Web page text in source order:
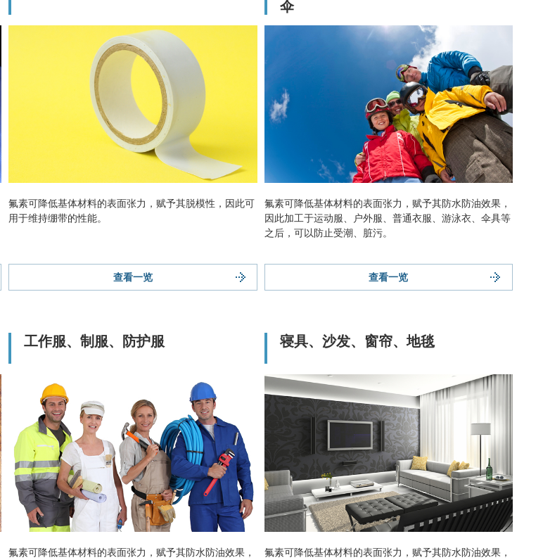
氟素可降低基体材料的表面张力，赋予其脱模性，因此可
用于维持绷带的性能。
查看一览
伞
氟素可降低基体材料的表面张力，赋予其防水防油效果，
因此加工于运动服、户外服、普通衣服、游泳衣、伞具等
之后，可以防止受潮、脏污。
查看一览
工作服、制服、防护服
氟素可降低基体材料的表面张力，赋予其防水防油效果，
寝具、沙发、窗帘、地毯
氟素可降低基体材料的表面张力，赋予其防水防油效果，